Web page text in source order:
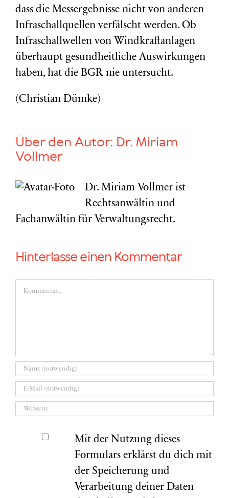
dass die Messergebnisse nicht von anderen
Infraschallquellen verfälscht werden. Ob
Infraschallwellen von Windkraftanlagen
überhaupt gesundheitliche Auswirkungen
haben, hat die BGR nie untersucht.
(Christian Dümke)
Über den Autor: Dr. Miriam
Vollmer
Dr. Miriam Vollmer ist
Rechtsanwältin und
Fachanwältin für Verwaltungsrecht.
Hinterlasse einen Kommentar
Kommentar
Mit der Nutzung dieses
Formulars erklärst du dich mit
der Speicherung und
Verarbeitung deiner Daten